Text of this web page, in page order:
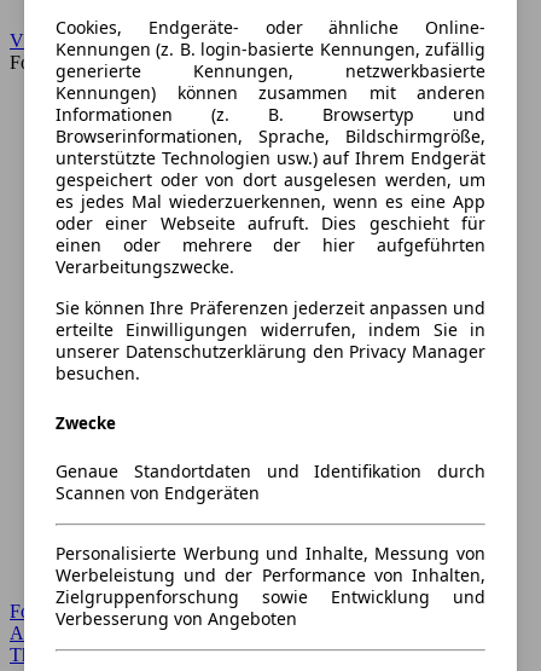
VW
Forum
Forum Startseite
Alle Auto-Foren
Themen-Forum
Cookies, Endgeräte- oder ähnliche Online-
Kennungen (z. B. login-basierte Kennungen, zufällig
generierte Kennungen, netzwerkbasierte
Kennungen) können zusammen mit anderen
Informationen (z. B. Browsertyp und
Browserinformationen, Sprache, Bildschirmgröße,
unterstützte Technologien usw.) auf Ihrem Endgerät
gespeichert oder von dort ausgelesen werden, um
es jedes Mal wiederzuerkennen, wenn es eine App
oder einer Webseite aufruft. Dies geschieht für
einen oder mehrere der hier aufgeführten
Verarbeitungszwecke.
Sie können Ihre Präferenzen jederzeit anpassen und
erteilte Einwilligungen widerrufen, indem Sie in
unserer Datenschutzerklärung den Privacy Manager
besuchen.
Zwecke
Genaue Standortdaten und Identifikation durch
Scannen von Endgeräten
Personalisierte Werbung und Inhalte, Messung von
Werbeleistung und der Performance von Inhalten,
Zielgruppenforschung sowie Entwicklung und
Verbesserung von Angeboten